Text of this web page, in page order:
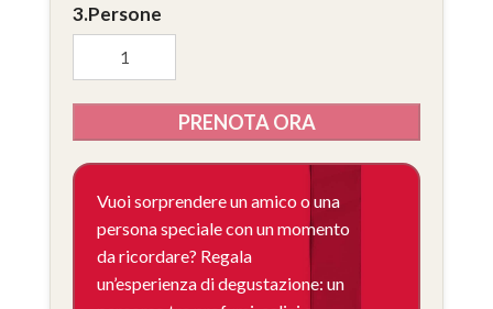
Persone
PRENOTA ORA
Vuoi sorprendere un amico o una
persona speciale con un momento
da ricordare? Regala
un’esperienza di degustazione: un